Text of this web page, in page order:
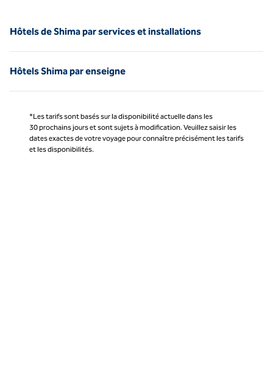
Hôtels de Shima par services et installations
Hôtels Shima par enseigne
*Les tarifs sont basés sur la disponibilité actuelle dans les
30 prochains jours et sont sujets à modification. Veuillez saisir les
dates exactes de votre voyage pour connaître précisément les tarifs
et les disponibilités.